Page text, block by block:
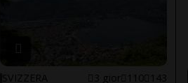
SVIZZERA 3 gior 110 143